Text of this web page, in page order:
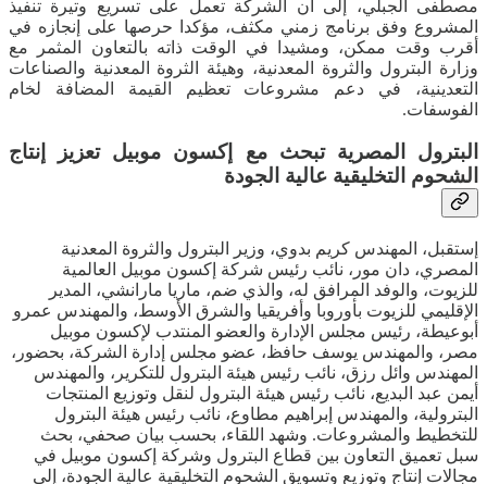
مصطفى الجبلي، إلى أن الشركة تعمل على تسريع وتيرة تنفيذ
المشروع وفق برنامج زمني مكثف، مؤكدا حرصها على إنجازه في
أقرب وقت ممكن، ومشيدا في الوقت ذاته بالتعاون المثمر مع
وزارة البترول والثروة المعدنية، وهيئة الثروة المعدنية والصناعات
التعدينية، في دعم مشروعات تعظيم القيمة المضافة لخام
الفوسفات.
البترول المصرية تبحث مع إكسون موبيل تعزيز إنتاج
الشحوم التخليقية عالية الجودة
إستقبل، المهندس كريم بدوي، وزير البترول والثروة المعدنية
المصري، دان مور، نائب رئيس شركة إكسون موبيل العالمية
للزيوت، والوفد المرافق له، والذي ضم، ماريا مارانشي، المدير
الإقليمي للزيوت بأوروبا وأفريقيا والشرق الأوسط، والمهندس عمرو
أبوعيطة، رئيس مجلس الإدارة والعضو المنتدب لإكسون موبيل
مصر، والمهندس يوسف حافظ، عضو مجلس إدارة الشركة، بحضور،
المهندس وائل رزق، نائب رئيس هيئة البترول للتكرير، والمهندس
أيمن عبد البديع، نائب رئيس هيئة البترول لنقل وتوزيع المنتجات
البترولية، والمهندس إبراهيم مطاوع، نائب رئيس هيئة البترول
للتخطيط والمشروعات. وشهد اللقاء، بحسب بيان صحفي، بحث
سبل تعميق التعاون بين قطاع البترول وشركة إكسون موبيل في
مجالات إنتاج وتوزيع وتسويق الشحوم التخليقية عالية الجودة، إلى